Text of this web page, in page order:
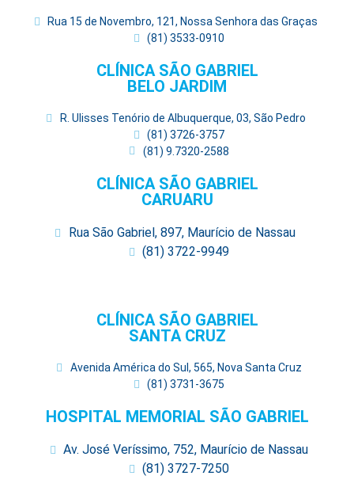
Rua 15 de Novembro, 121, Nossa Senhora das Graças
(81) 3533-0910
CLÍNICA SÃO GABRIEL
BELO JARDIM
R. Ulisses Tenório de Albuquerque, 03, São Pedro
(81) 3726-3757
(81) 9.7320-2588
CLÍNICA SÃO GABRIEL
CARUARU
Rua São Gabriel, 897, Maurício de Nassau
(81) 3722-9949
CLÍNICA SÃO GABRIEL
SANTA CRUZ
Avenida América do Sul, 565, Nova Santa Cruz
(81) 3731-3675
HOSPITAL MEMORIAL SÃO GABRIEL
Av. José Veríssimo, 752, Maurício de Nassau
(81) 3727-7250